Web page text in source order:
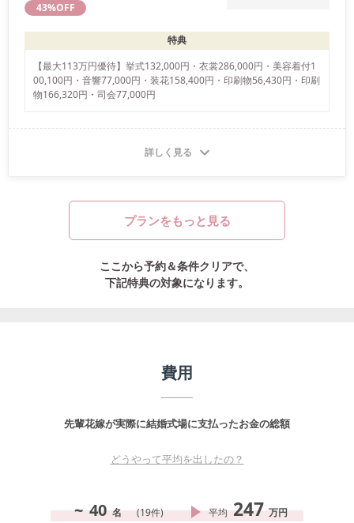
43%OFF
特典
【最大113万円優待】挙式132,000円・衣裳286,000円・美容着付1
00,100円・音響77,000円・装花158,400円・印刷物56,430円・印刷
物166,320円・司会77,000円
詳しく見る
プランをもっと見る
ここから予約＆条件クリアで、
下記特典の対象になります。
費用
先輩花嫁が実際に結婚式場に支払ったお金の総額
どうやって平均を出したの？
~ 40 名 (19件) 平均 247 万円